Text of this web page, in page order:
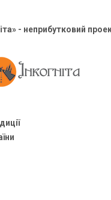
- неприбутковий